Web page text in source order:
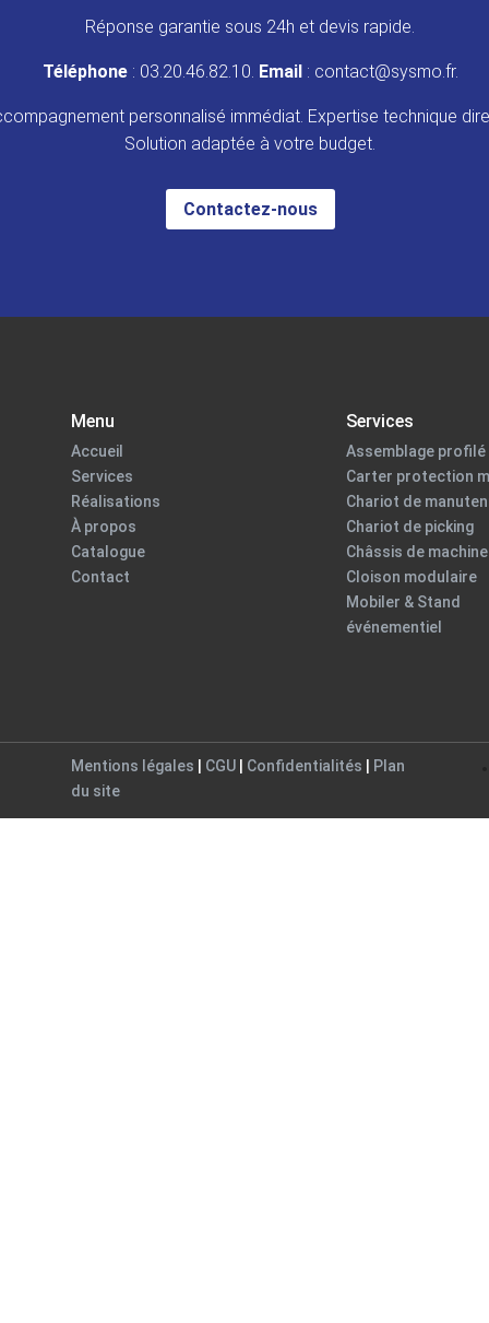
Réponse garantie sous 24h et devis rapide.
Téléphone: 03.20.46.82.10. Email: contact@sysmo.fr.
personnalisé immédiat. Expertise technique
Solution adaptée à votre budget.
Contactez-nous
Menu
Accueil
Services
Réalisations
À propos
Catalogue
Contact
Services
Assemblage profilé
Carter protection
Chariot de
Chariot de picking
Châssis de machine
Cloison modulaire
Mobiler & Stand
événementiel
Mentions légales CGU Confidentialités
Plan
du site